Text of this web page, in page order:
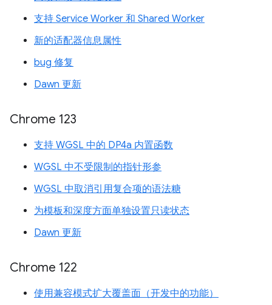
支持 Service Worker 和 Shared Worker
新的适配器信息属性
bug 修复
Dawn 更新
Chrome 123
支持 WGSL 中的 DP4a 内置函数
WGSL 中不受限制的指针形参
WGSL 中取消引用复合项的语法糖
为模板和深度方面单独设置只读状态
Dawn 更新
Chrome 122
使用兼容模式扩大覆盖面（开发中的功能）